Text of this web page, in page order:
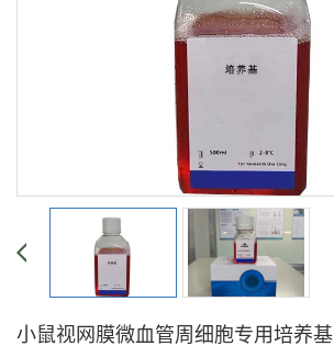
小鼠视网膜微血管周细胞专用培养基